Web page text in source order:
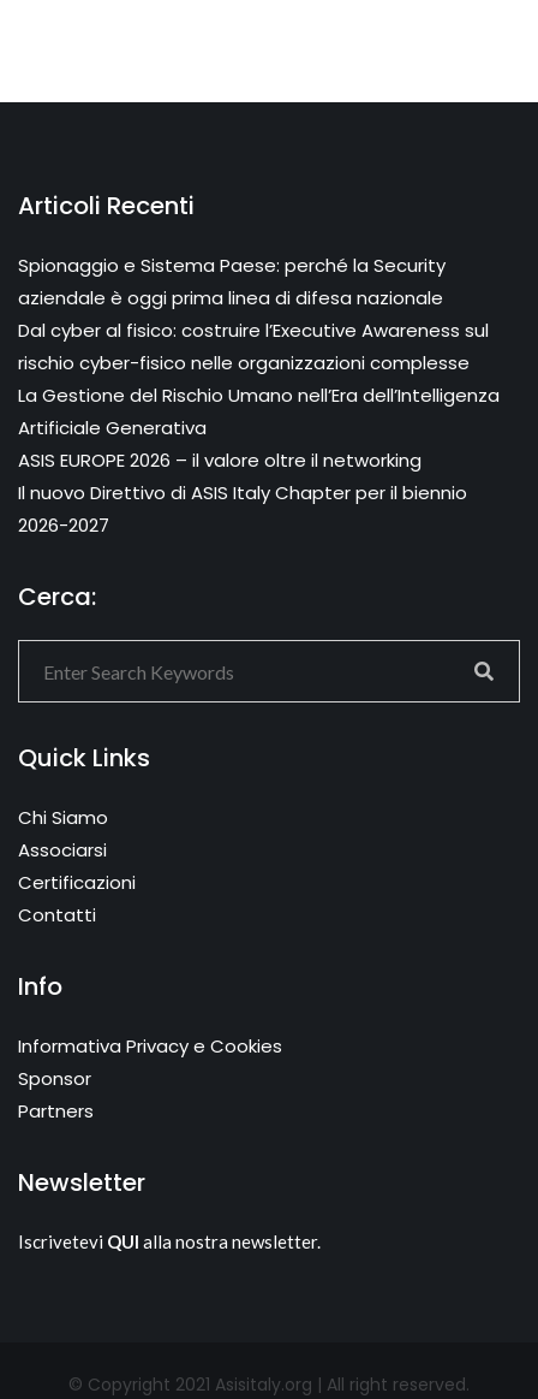
Articoli Recenti
Spionaggio e Sistema Paese: perché la Security
aziendale è oggi prima linea di difesa nazionale
Dal cyber al fisico: costruire l’Executive Awareness sul
rischio cyber-fisico nelle organizzazioni complesse
La Gestione del Rischio Umano nell’Era dell’Intelligenza
Artificiale Generativa
ASIS EUROPE 2026 – il valore oltre il networking
Il nuovo Direttivo di ASIS Italy Chapter per il biennio
2026-2027
Cerca:
Quick Links
Chi Siamo
Associarsi
Certificazioni
Contatti
Info
Informativa Privacy e Cookies
Sponsor
Partners
Newsletter
Iscrivetevi QUI alla nostra newsletter.
© Copyright 2021 Asisitaly.org | All right reserved.